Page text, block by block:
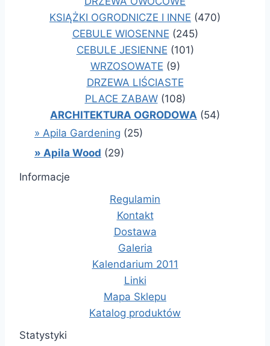
KSIĄŻKI OGRODNICZE I INNE (470)
CEBULE WIOSENNE (245)
CEBULE JESIENNE (101)
WRZOSOWATE (9)
DRZEWA LIŚCIASTE
PLACE ZABAW(108)
ARCHITEKTURA OGRODOWA (54)
» Apila Gardening (25)
» Apila Wood (29)
Informacje
Regulamin
Kontakt
Dostawa
Galeria
Kalendarium 2011
Linki
Mapa Sklepu
Katalog produktów
Statystyki